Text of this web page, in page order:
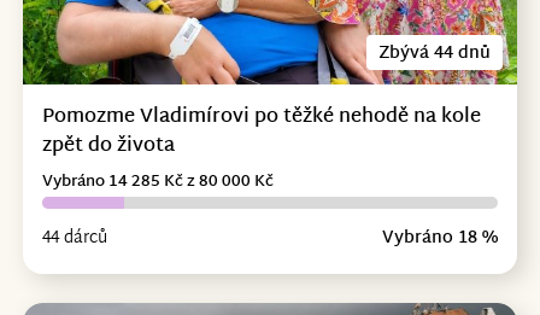
Zbývá 44 dnů
Pomozme Vladimírovi po těžké nehodě na kole
zpět do života
44 dárců Vybráno 18 %
Vybráno 14 285 Kč z 80 000 Kč